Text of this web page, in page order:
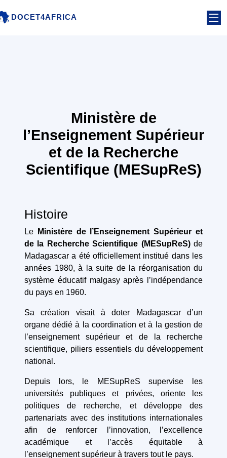
DOCET4AFRICA
DOCET4AFRICA
DOCET4AFRICA
Ministère de
l’Enseignement Supérieur
et de la Recherche
Scientifique (MESupReS)
Histoire
Le
Ministère de l’Enseignement Supérieur et
de la Recherche Scientifique (MESupReS) de
Madagascar a été officiellement institué dans les
années 1980, à la suite de la réorganisation du
système éducatif malgasy après l’indépendance
du pays en 1960.
Sa création visait à doter Madagascar d’un
organe dédié à la coordination et à la gestion de
l’enseignement supérieur et de la recherche
scientifique, piliers essentiels du développement
national.
Depuis lors, le MESupReS supervise les
universités publiques et privées, oriente les
politiques de recherche, et développe des
partenariats avec des institutions internationales
afin de renforcer l’innovation, l’excellence
académique et l’accès équitable à
l’enseignement supérieur à travers tout le pays.